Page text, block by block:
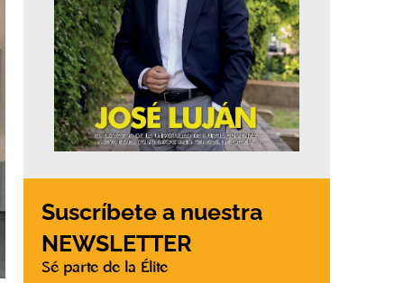
Suscríbete a nuestra
NEWSLETTER
Sé parte de la Élite